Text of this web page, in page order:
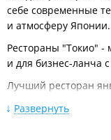
себе современные
и атмосферу Японии.
Рестораны "Токио" -
и для бизнес-ланча
Лучший ресторан
Развернуть